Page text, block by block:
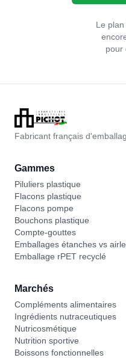
Le plan
pour
Fabricant français
Gammes
Piluliers plastique
Flacons plastique
Flacons pompe
Bouchons plastique
Compte-gouttes
Emballages étanches vs
Emballage rPET recyclé
Marchés
Compléments alimentaires
Ingrédients nutraceutiques
Nutricosmétique
Nutrition sportive
Boissons fonctionnelles